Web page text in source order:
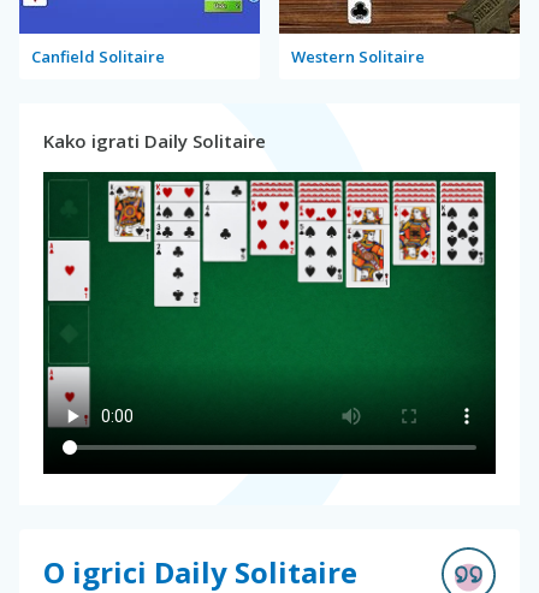
Canfield Solitaire Western Solitaire
Kako igrati Daily Solitaire
O igrici Daily Solitaire